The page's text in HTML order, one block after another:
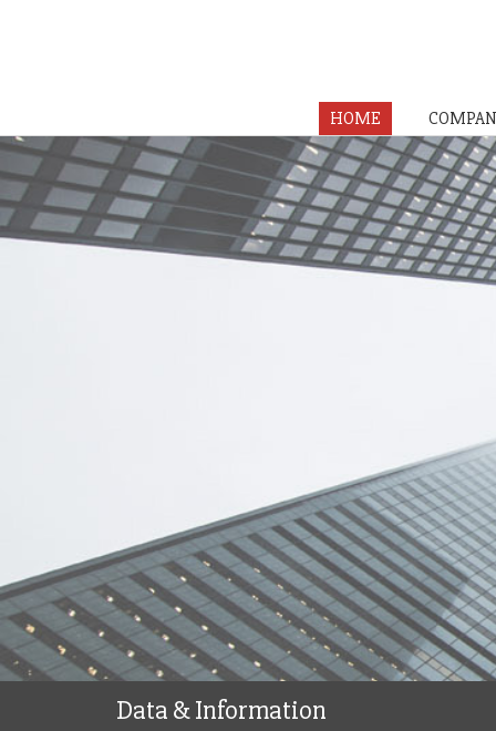
HOME
Data & Information